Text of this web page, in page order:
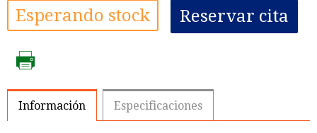
Esperando stock Reservar cita
Información Especificaciones